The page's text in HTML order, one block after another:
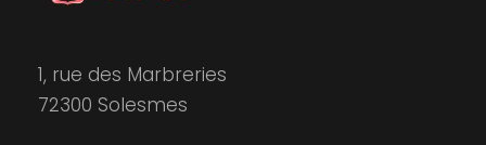
1, rue des Marbreries
72300 Solesmes